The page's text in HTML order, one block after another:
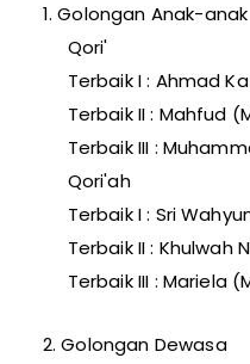
1. Golongan Anak-anak
Qori'
Terbaik I : Ahmad
Terbaik II : Mahfud
Terbaik III :
Qori'ah
Terbaik I : Sri
Terbaik II : Khulwah
Terbaik III : Mariela
2. Golongan Dewasa